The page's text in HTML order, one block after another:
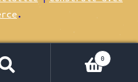
.
0